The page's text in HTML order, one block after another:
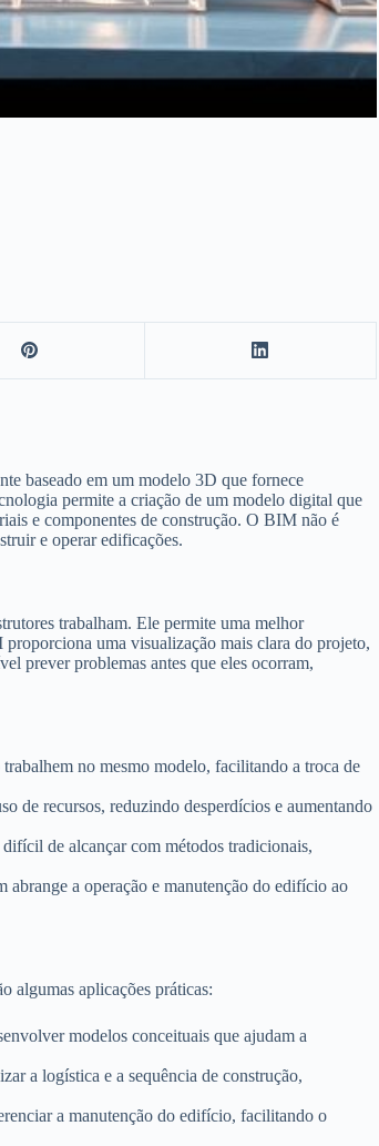
baseado em um modelo 3D que fornece
permite a criação de um modelo digital que
e componentes de construção. O BIM não é
e operar edificações.
trabalham. Ele permite uma melhor
uma visualização mais clara do projeto,
prever problemas antes que eles ocorram,
no mesmo modelo, facilitando a troca de
de recursos, reduzindo desperdícios e aumentando
de alcançar com métodos tradicionais,
a operação e manutenção do edifício ao
algumas aplicações práticas:
modelos conceituais que ajudam a
a logística e a sequência de construção,
a manutenção do edifício, facilitando o